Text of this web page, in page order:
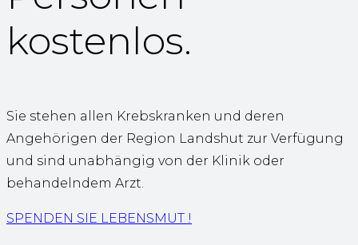
kostenlos.
Sie stehen allen Krebskranken und deren
Angehörigen der Region Landshut zur Verfügung
und sind unabhängig von der Klinik oder
behandelndem Arzt.
SPENDEN SIE LEBENSMUT !